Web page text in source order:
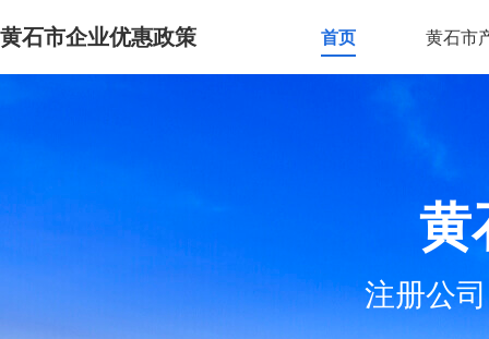
黄石市企业优惠政策 首页 黄石市
黄
注册公